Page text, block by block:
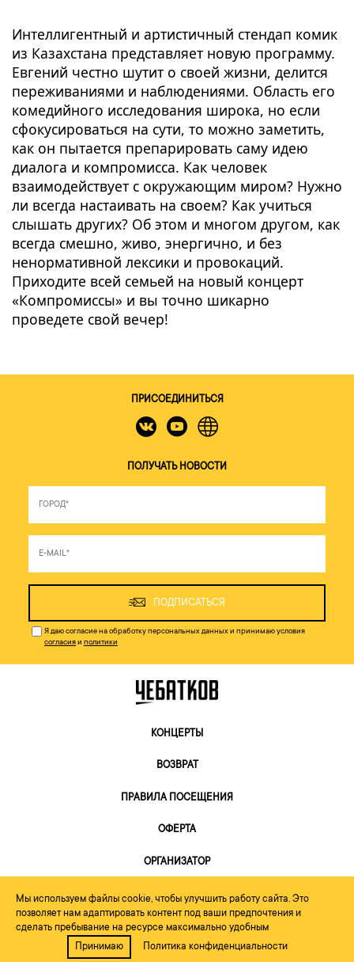
Интеллигентный и артистичный стендап комик
из Казахстана представляет новую программу.
Евгений честно шутит о своей жизни, делится
переживаниями и наблюдениями. Область его
комедийного исследования широка, но если
сфокусироваться на сути, то можно заметить,
как он пытается препарировать саму идею
диалога и компромисса. Как человек
взаимодействует с окружающим миром? Нужно
ли всегда настаивать на своем? Как учиться
слышать других? Об этом и многом другом, как
всегда смешно, живо, энергично, и без
ненормативной лексики и провокаций.
Приходите всей семьей на новый концерт
«Компромиссы» и вы точно шикарно
проведете свой вечер!
ПРИСОЕДИНИТЬСЯ
ПОЛУЧАТЬ НОВОСТИ
ПОДПИСАТЬСЯ
Я даю согласие на обработку персональных данных и принимаю условия
согласияи политики
КОНЦЕРТЫ
ВОЗВРАТ
ПРАВИЛА ПОСЕЩЕНИЯ
ОФЕРТА
ОРГАНИЗАТОР
Мы используем файлы cookie, чтобы улучшить работу сайта. Это
позволяет нам адаптировать контент под ваши предпочтения и
сделать пребывание на ресурсе максимально удобным
Принимаю
Политика конфиденциальности